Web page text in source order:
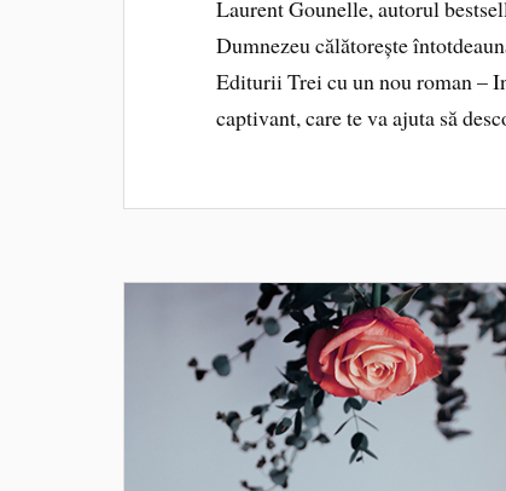
Laurent Gounelle, autorul
Dumnezeu călătorește
Editurii Trei cu un nou roman –
captivant, care te va ajuta să